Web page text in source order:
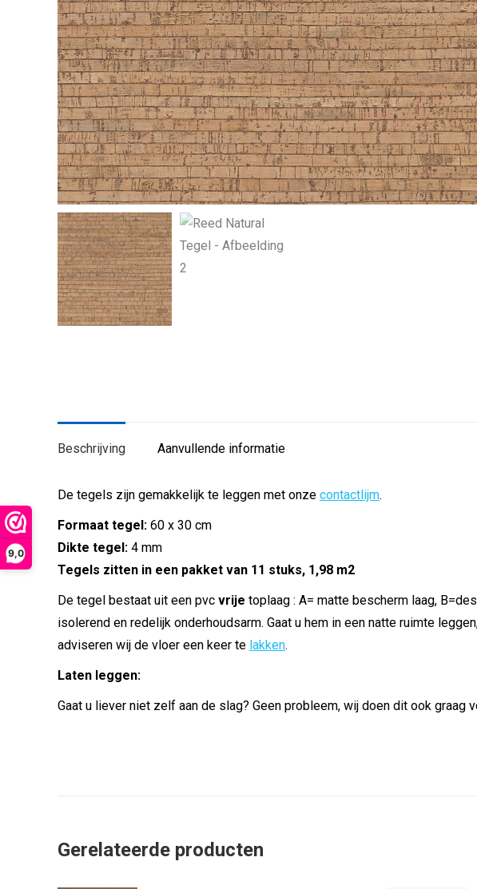
9,0
Beschrijving Aanvullende informatie
De tegels zijn gemakkelijk te leggen met onze contactlijm.
Formaat tegel: 60 x 30 cm
Dikte tegel: 4 mm
Tegels zitten in een pakket van 11 stuks, 1,98 m2
De tegel bestaat uit een pvc vrije toplaag : A= matte bescherm laag,
isolerend en redelijk onderhoudsarm. Gaat u hem in een natte ruimte
adviseren wij de vloer een keer te lakken.
Laten leggen:
Gaat u liever niet zelf aan de slag? Geen probleem, wij doen dit ook graag
Gerelateerde producten